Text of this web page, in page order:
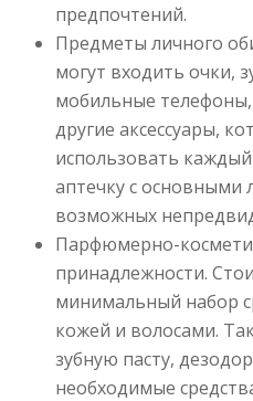
предпочтений.
Предметы личного
могут входить очки,
мобильные телефоны,
другие аксессуары,
использовать
аптечку с основными
возможных
Парфюмерно-
принадлежности.
минимальный набор
кожей и волосами.
зубную пасту,
необходимые